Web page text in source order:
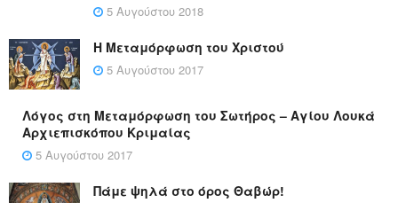
5 Αυγούστου 2018
Η Μεταμόρφωση του Χριστού
5 Αυγούστου 2017
Λόγος στη Μεταμόρφωση του Σωτήρος – Αγίου Λουκά
Αρχιεπισκόπου Κριμαίας
5 Αυγούστου 2017
Πάμε ψηλά στο όρος Θαβώρ!